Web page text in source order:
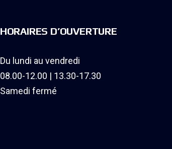
HORAIRES D’OUVERTURE
Du lundi au vendredi
08.00-12.00 | 13.30-17.30
Samedi fermé